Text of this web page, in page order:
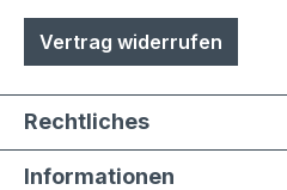
Vertrag widerrufen
Rechtliches
Informationen